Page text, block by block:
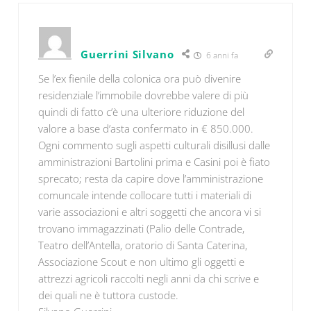
Guerrini Silvano 6 anni fa
Se l’ex fienile della colonica ora può divenire
residenziale l’immobile dovrebbe valere di più
quindi di fatto c’è una ulteriore riduzione del
valore a base d’asta confermato in € 850.000.
Ogni commento sugli aspetti culturali disillusi dalle
amministrazioni Bartolini prima e Casini poi è fiato
sprecato; resta da capire dove l’amministrazione
comuncale intende collocare tutti i materiali di
varie associazioni e altri soggetti che ancora vi si
trovano immagazzinati (Palio delle Contrade,
Teatro dell’Antella, oratorio di Santa Caterina,
Associazione Scout e non ultimo gli oggetti e
attrezzi agricoli raccolti negli anni da chi scrive e
dei quali ne è tuttora custode.